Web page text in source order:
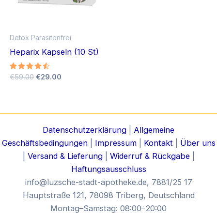
Detox Parasitenfrei
Heparix Kapseln (10 St)
Bewertet
€59.00 Ursprünglicher
€29.00
Datenschutzerklärung
Allgemeine
Geschäftsbedingungen| Impressum| Kontakt| Über uns
Versand & Lieferung| Widerruf & Rückgabe|
Haftungsausschluss
info@luzsche-stadt-apotheke.de, 7881/25 17
Hauptstraße 121, 78098 Triberg, Deutschland
Montag–Samstag: 08:00–20:00